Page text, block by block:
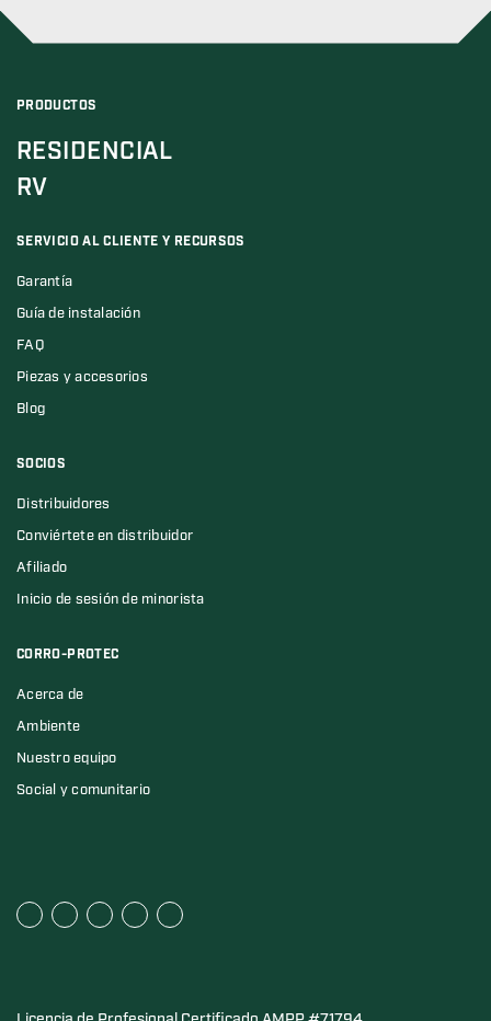
PRODUCTOS
RESIDENCIAL
RV
SERVICIO AL CLIENTE Y RECURSOS
Garantía
Guía de instalación
FAQ
Piezas y accesorios
Blog
SOCIOS
Distribuidores
Conviértete en distribuidor
Afiliado
Inicio de sesión de minorista
CORRO-PROTEC
Acerca de
Ambiente
Nuestro equipo
Social y comunitario